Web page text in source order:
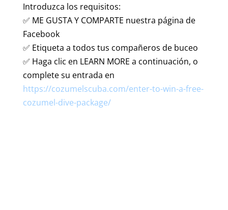
Introduzca los requisitos:
✅ ME GUSTA Y COMPARTE nuestra página de
Facebook
✅ Etiqueta a todos tus compañeros de buceo
✅ Haga clic en LEARN MORE a continuación, o
complete su entrada en
https://cozumelscuba.com/enter-to-win-a-free-
cozumel-dive-package/